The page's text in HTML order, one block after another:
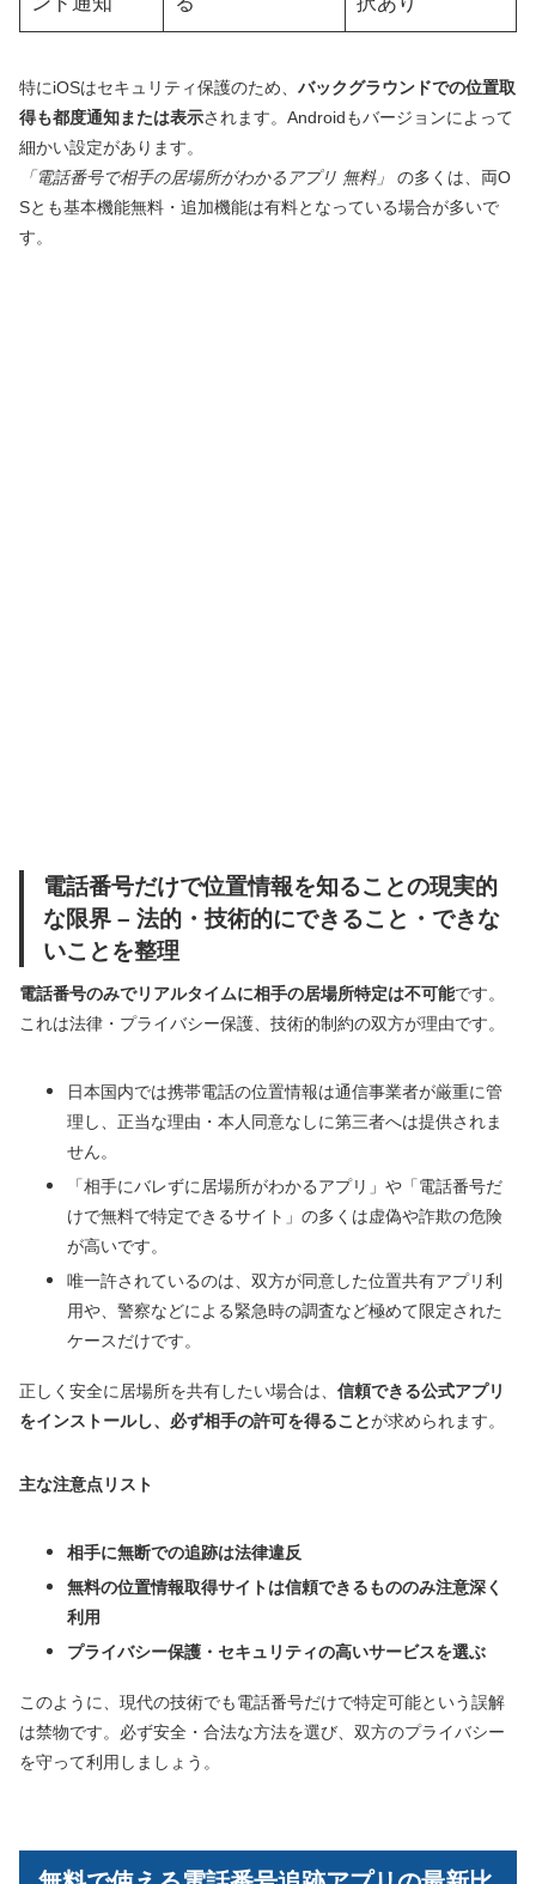
特にiOSはセキュリティ保護のため、 バックグラウンドでの位置取
得も都度通知または表示されます。Androidもバージョンによって
細かい設定があります。
「電話番号で相手の居場所がわかるアプリ 無料」
の多くは、両O
Sとも基本機能無料・追加機能は有料となっている場合が多いで
す。
電話番号だけで位置情報を知ることの現実的
な限界 – 法的・技術的にできること・できな
いことを整理
電話番号のみでリアルタイムに相手の居場所特定は不可能です。
これは法律・プライバシー保護、技術的制約の双方が理由です。
日本国内では携帯電話の位置情報は通信事業者が厳重に管
理し、正当な理由・本人同意なしに第三者へは提供されま
せん。
「相手にバレずに居場所がわかるアプリ」や「電話番号だ
けで無料で特定できるサイト」の多くは虚偽や詐欺の危険
が高いです。
唯一許されているのは、双方が同意した位置共有アプリ利
用や、警察などによる緊急時の調査など極めて限定された
ケースだけです。
正しく安全に居場所を共有したい場合は、 信頼できる公式アプリ
をインストールし、必ず相手の許可を得ることが求められます。
主な注意点リスト
相手に無断での追跡は法律違反
無料の位置情報取得サイトは信頼できるもののみ注意深く
利用
プライバシー保護・セキュリティの高いサービスを選ぶ
このように、現代の技術でも電話番号だけで特定可能という誤解
は禁物です。必ず安全・合法な方法を選び、双方のプライバシー
を守って利用しましょう。